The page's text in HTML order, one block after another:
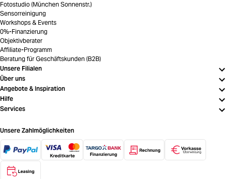
Fotostudio (München Sonnenstr.)
Sensorreinigung
Workshops & Events
0%-Finanzierung
Objektivberater
Affiliate-Programm
Beratung für Geschäftskunden (B2B)
Unsere Filialen
Über uns
Angebote & Inspiration
Hilfe
Services
Unsere Zahlmöglichkeiten